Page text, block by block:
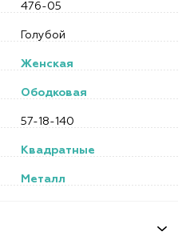
476-05
Голубой
Женская
Ободковая
57-18-140
Квадратные
Металл